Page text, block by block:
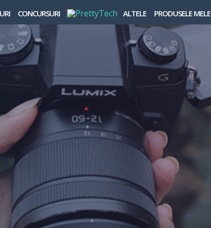
CONCURSURI ALTELE PRODUSELE MELE